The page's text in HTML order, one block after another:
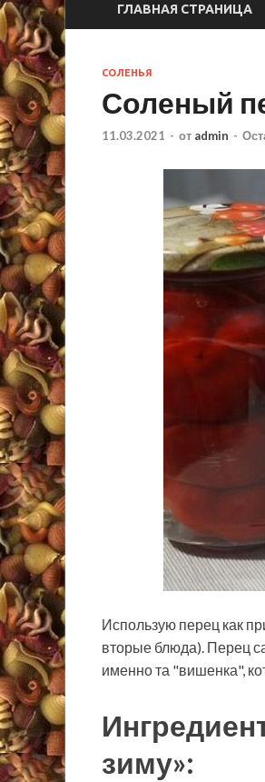
ГЛАВНАЯ СТРАНИЦА
СОЛЕНЬЯ
Соленый
11.03.2021 - от admin -
Использую перец как
вторые блюда). Перец
именно та "вишенка",
зиму»: